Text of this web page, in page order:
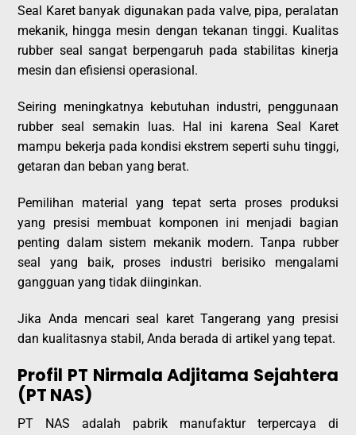
Seal Karet banyak digunakan pada valve, pipa, peralatan
mekanik, hingga mesin dengan tekanan tinggi. Kualitas
rubber seal sangat berpengaruh pada stabilitas kinerja
mesin dan efisiensi operasional.
Seiring meningkatnya kebutuhan industri, penggunaan
rubber seal semakin luas. Hal ini karena Seal Karet
mampu bekerja pada kondisi ekstrem seperti suhu tinggi,
getaran dan beban yang berat.
Pemilihan material yang tepat serta proses produksi
yang presisi membuat komponen ini menjadi bagian
penting dalam sistem mekanik modern. Tanpa rubber
seal yang baik, proses industri berisiko mengalami
gangguan yang tidak diinginkan.
Jika Anda mencari seal karet Tangerang yang presisi
dan kualitasnya stabil, Anda berada di artikel yang tepat.
Profil PT Nirmala Adjitama Sejahtera
(PT NAS)
PT NAS adalah pabrik manufaktur terpercaya di